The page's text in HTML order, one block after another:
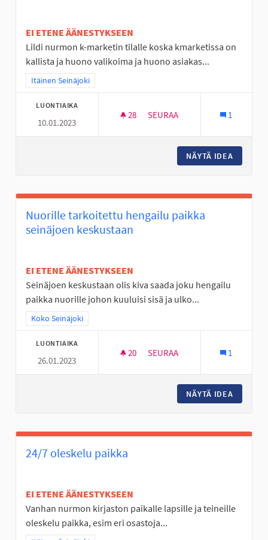
EI ETENE ÄÄNESTYKSEEN
Lildi nurmon k-marketin tilalle koska kmarketissa on
kallista ja huono valikoima ja huono asiakas...
Rajaa tulokset teeman mukaan: Itäinen Seinäjoki
Itäinen Seinäjoki
LUONTIAIKA
10.01.2023
28 28 SEURAAJAA
SEURAA 1
NÄYTÄ IDEA
Nuorille tarkoitettu hengailu paikka
seinäjoen keskustaan
EI ETENE ÄÄNESTYKSEEN
Seinäjoen keskustaan olis kiva saada joku hengailu
paikka nuorille johon kuuluisi sisä ja ulko...
Rajaa tulokset teeman mukaan: Koko Seinäjoki
Koko Seinäjoki
LUONTIAIKA
26.01.2023
20 20 SEURAAJAA
SEURAA 1
NÄYTÄ IDEA
24/7 oleskelu paikka
EI ETENE ÄÄNESTYKSEEN
Vanhan nurmon kirjaston paikalle lapsille ja teineille
oleskelu paikka, esim eri osastoja...